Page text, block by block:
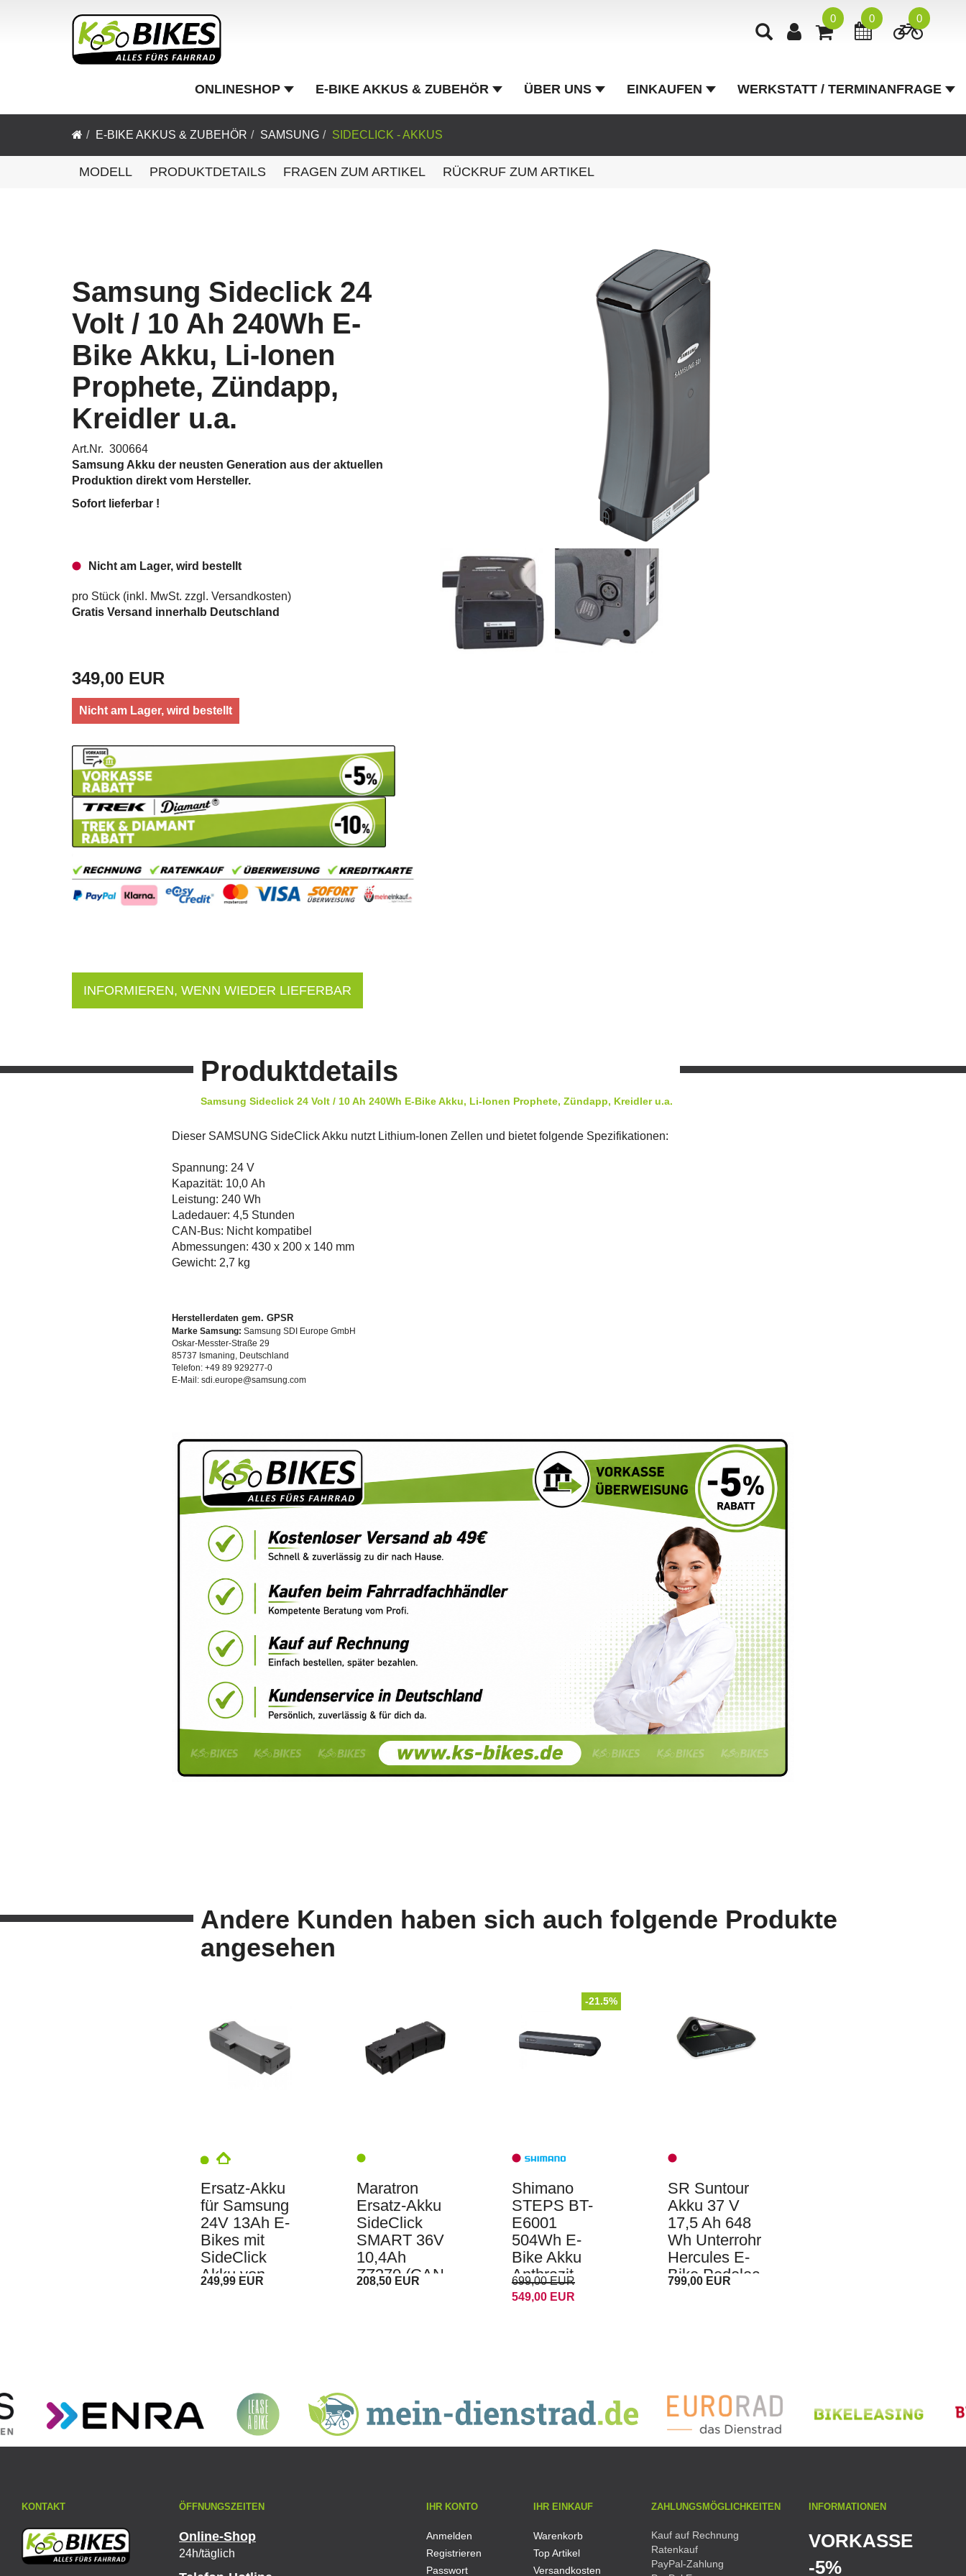
0 0 0
ONLINESHOP E-BIKE AKKUS & ZUBEHÖR ÜBER UNS EINKAUFEN WERKSTATT / TERMINANFRAGE
E-BIKE AKKUS & ZUBEHÖR SAMSUNG SIDECLICK - AKKUS
MODELL PRODUKTDETAILS FRAGEN ZUM ARTIKEL RÜCKRUF ZUM ARTIKEL
Samsung Sideclick 24
Volt / 10 Ah 240Wh E-
Bike Akku, Li-Ionen
Prophete, Zündapp,
Kreidler u.a.
Art.Nr. 300664
Samsung Akku der neusten Generation aus der aktuellen
Produktion direkt vom Hersteller.
Sofort lieferbar !
Nicht am Lager, wird bestellt
pro Stück (inkl. MwSt. zzgl. Versandkosten)
Gratis Versand innerhalb Deutschland
349,00 EUR
Nicht am Lager, wird bestellt
INFORMIEREN, WENN WIEDER LIEFERBAR
Produktdetails
Samsung Sideclick 24 Volt / 10 Ah 240Wh E-Bike Akku, Li-Ionen Prophete, Zündapp, Kreidler u.a.
Dieser SAMSUNG SideClick Akku nutzt Lithium-Ionen Zellen und bietet folgende Spezifikationen:
Spannung: 24 V
Kapazität: 10,0 Ah
Leistung: 240 Wh
Ladedauer: 4,5 Stunden
CAN-Bus: Nicht kompatibel
Abmessungen: 430 x 200 x 140 mm
Gewicht: 2,7 kg
Herstellerdaten gem. GPSR
Marke Samsung: Samsung SDI Europe GmbH
Oskar-Messter-Straße 29
85737 Ismaning, Deutschland
Telefon: +49 89 929277-0
E-Mail: sdi.europe@samsung.com
Andere Kunden haben sich auch folgende Produkte
angesehen
Ersatz-Akku
für Samsung
24V 13Ah E-
Bikes mit
SideClick
Akku von
Prophete,
249,99 EUR
Maratron
Ersatz-Akku
SideClick
SMART 36V
10,4Ah
ZZ370 (CAN-
BUS) für E-
208,50 EUR
-21.5%
Shimano
STEPS BT-
E6001
504Wh E-
Bike Akku
Anthrazit
699,00 EUR
549,00 EUR
SR Suntour
Akku 37 V
17,5 Ah 648
Wh Unterrohr
Hercules E-
Bike Pedelec
799,00 EUR
KONTAKT ÖFFNUNGSZEITEN
Online-Shop
24h/täglich
IHR KONTO
Anmelden
Registrieren
Passwort
IHR EINKAUF
Warenkorb
Top Artikel
Versandkosten
ZAHLUNGSMÖGLICHKEITEN
Kauf auf Rechnung
Ratenkauf
PayPal-Zahlung
INFORMATIONEN
VORKASSE
-5%